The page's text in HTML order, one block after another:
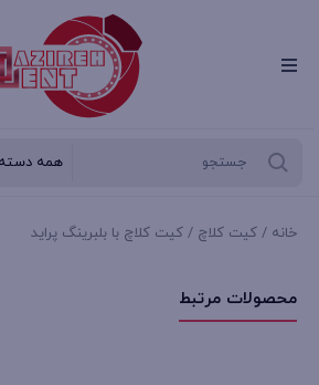
خانه / کیت کلاچ / کیت کلاچ با بلبرینگ پراید
محصولات مرتبط